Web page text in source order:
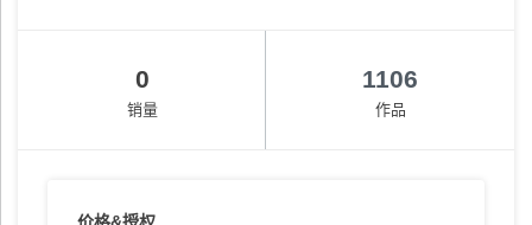
0
销量
1106
作品
价格&授权